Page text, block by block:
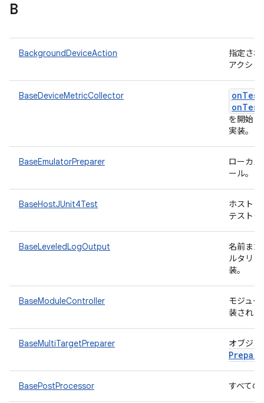
B
BackgroundDeviceAction
指定さ
アクシ
BaseDeviceMetricCollector
を開始
実装。
BaseEmulatorPreparer
ローカ
ール。
BaseHostJUnit4Test
ホスト
テスト
BaseLeveledLogOutput
名前また
ルタリ
装。
BaseModuleController
モジュ
装される
BaseMultiTargetPreparer オブジ
BasePostProcessor すべて